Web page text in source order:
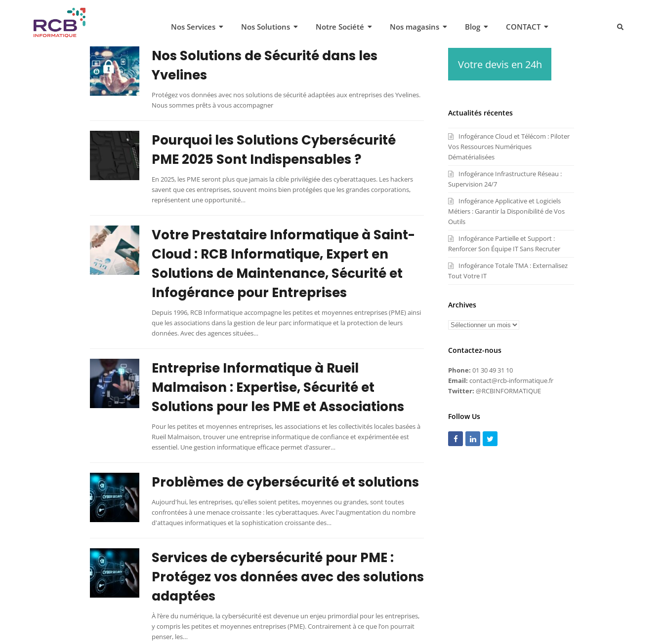
Nos Services Nos Solutions Notre Société Nos magasins Blog CONTACT
Nos Solutions de Sécurité dans les
Yvelines
Protégez vos données avec nos solutions de sécurité adaptées aux entreprises des Yvelines.
Nous sommes prêts à vous accompagner
Pourquoi les Solutions Cybersécurité
PME 2025 Sont Indispensables ?
En 2025, les PME seront plus que jamais la cible privilégiée des cyberattaques. Les hackers
savent que ces entreprises, souvent moins bien protégées que les grandes corporations,
représentent une opportunité…
Votre Prestataire Informatique à Saint-
Cloud : RCB Informatique, Expert en
Solutions de Maintenance, Sécurité et
Infogérance pour Entreprises
Depuis 1996, RCB Informatique accompagne les petites et moyennes entreprises (PME) ainsi
que les associations dans la gestion de leur parc informatique et la protection de leurs
données. Avec des agences situées…
Entreprise Informatique à Rueil
Malmaison : Expertise, Sécurité et
Solutions pour les PME et Associations
Pour les petites et moyennes entreprises, les associations et les collectivités locales basées à
Rueil Malmaison, trouver une entreprise informatique de confiance et expérimentée est
essentiel. Une gestion informatique efficace permet d’assurer…
Problèmes de cybersécurité et solutions
Aujourd'hui, les entreprises, qu'elles soient petites, moyennes ou grandes, sont toutes
confrontées à une menace croissante : les cyberattaques. Avec l'augmentation du nombre
d'attaques informatiques et la sophistication croissante des…
Services de cybersécurité pour PME :
Protégez vos données avec des solutions
adaptées
À l’ère du numérique, la cybersécurité est devenue un enjeu primordial pour les entreprises,
y compris les petites et moyennes entreprises (PME). Contrairement à ce que l’on pourrait
penser, les…
Votre devis en 24h
Actualités récentes
Infogérance Cloud et Télécom : Piloter
Vos Ressources Numériques
Dématérialisées
Infogérance Infrastructure Réseau :
Supervision 24/7
Infogérance Applicative et Logiciels
Métiers : Garantir la Disponibilité de Vos
Outils
Infogérance Partielle et Support :
Renforcer Son Équipe IT Sans Recruter
Infogérance Totale TMA : Externalisez
Tout Votre IT
Archives
Contactez-nous
Phone: 01 30 49 31 10
Email: contact@rcb-informatique.fr
Twitter: @RCBINFORMATIQUE
Follow Us